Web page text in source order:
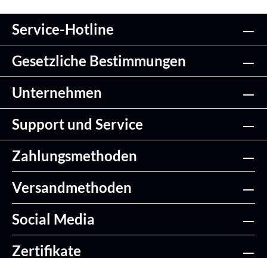
Service-Hotline
Gesetzliche Bestimmungen
Unternehmen
Support und Service
Zahlungsmethoden
Versandmethoden
Social Media
Zertifikate